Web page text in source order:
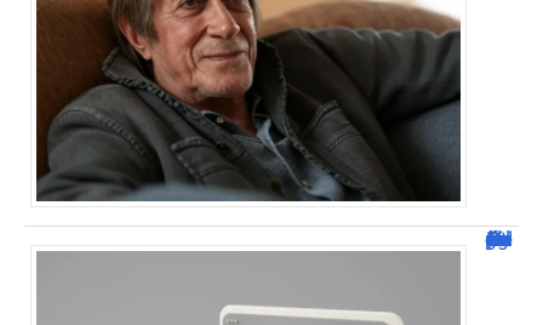
Dafont Police : guide complet pour télécharger !